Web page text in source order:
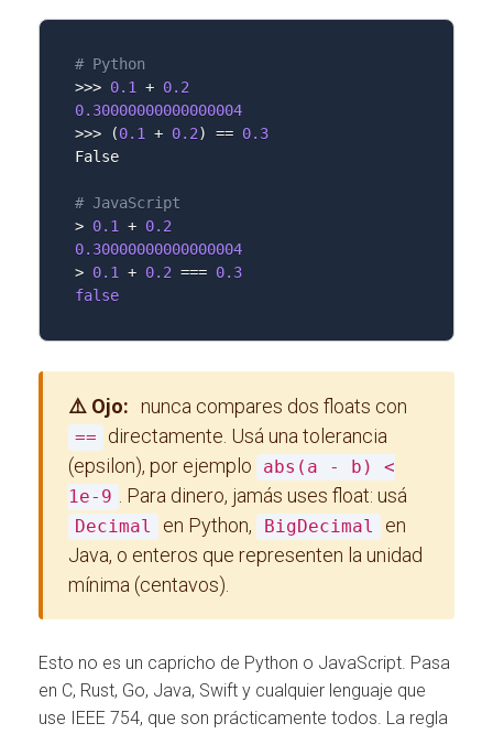
# Python
>>> 0.1 + 0.2
0.30000000000000004
>>> (0.1 + 0.2) == 0.3
False
# JavaScript
> 0.1 + 0.2
0.30000000000000004
> 0.1 + 0.2 === 0.3
false
⚠️ Ojo: nunca compares dos floats con
==
directamente. Usá una tolerancia
(epsilon), por ejemplo
abs(a - b) <
1e-9
. Para dinero, jamás uses float: usá
Decimal en Python, BigDecimal
en
Java, o enteros que representen la unidad
mínima (centavos).
Esto no es un capricho de Python o JavaScript. Pasa
en C, Rust, Go, Java, Swift y cualquier lenguaje que
use IEEE 754, que son prácticamente todos. La regla